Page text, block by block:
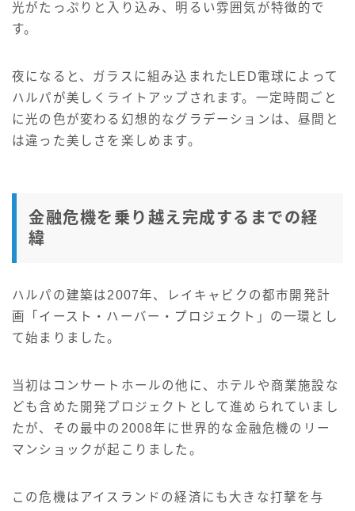
光がたっぷりと入り込み、明るい雰囲気が特徴的で
す。
夜になると、ガラスに組み込まれたLED電球によって
ハルパが美しくライトアップされます。一定時間ごと
に光の色が変わる幻想的なグラデーションは、昼間と
は違った美しさを楽しめます。
金融危機を乗り越え完成するまでの経
緯
ハルパの建築は2007年、レイキャビクの都市開発計
画「イースト・ハーバー・プロジェクト」の一環とし
て始まりました。
当初はコンサートホールの他に、ホテルや商業施設な
ども含めた開発プロジェクトとして進められていまし
たが、その最中の2008年に世界的な金融危機のリー
マンショックが起こりました。
この危機はアイスランドの経済にも大きな打撃を与